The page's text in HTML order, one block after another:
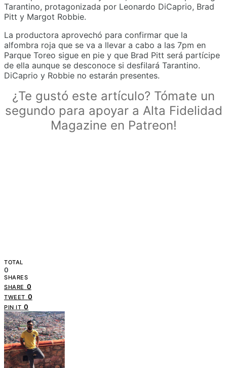
Tarantino, protagonizada por Leonardo DiCaprio, Brad
Pitt y Margot Robbie.
La productora aprovechó para confirmar que la
alfombra roja que se va a llevar a cabo a las 7pm en
Parque Toreo sigue en pie y que Brad Pitt será partícipe
de ella aunque se desconoce si desfilará Tarantino.
DiCaprio y Robbie no estarán presentes.
¿Te gustó este artículo? Tómate un
segundo para apoyar a Alta Fidelidad
Magazine en Patreon!
TOTAL
0
SHARES
SHARE 0
TWEET 0
PIN IT 0